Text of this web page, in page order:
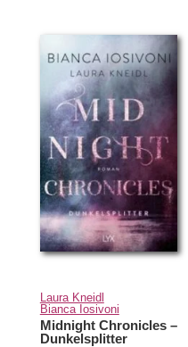
Laura Kneidl
Bianca Iosivoni
Midnight Chronicles –
Dunkelsplitter